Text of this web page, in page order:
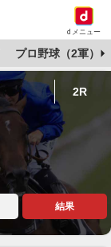
dメニュー
プロ野球（2軍）
2R
結果